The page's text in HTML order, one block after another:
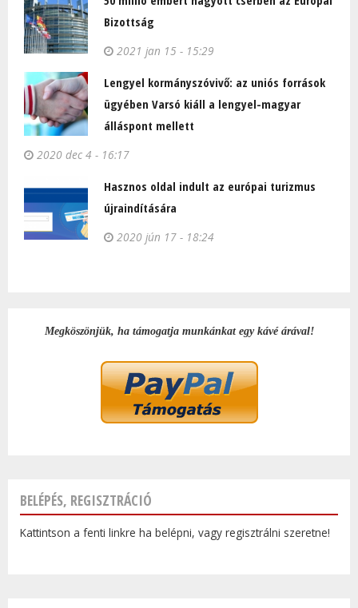
Bizottság
2021 jan 15 - 15:29
Lengyel kormányszóvivő: az uniós források
ügyében Varsó kiáll a lengyel-magyar
álláspont mellett
2020 dec 4 - 16:17
Hasznos oldal indult az európai turizmus
újraindítására
2020 jún 17 - 18:24
Megköszönjük, ha támogatja munkánkat egy kávé árával!
BELÉPÉS, REGISZTRÁCIÓ
Kattintson a fenti linkre ha belépni, vagy regisztrálni szeretne!